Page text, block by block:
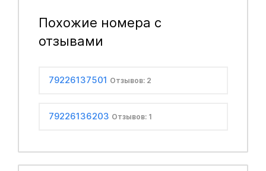
Похожие номера с
отзывами
79226137501 Отзывов: 2
79226136203 Отзывов: 1